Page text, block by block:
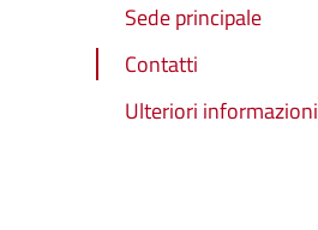
Sede principale
Contatti
Ulteriori informazioni